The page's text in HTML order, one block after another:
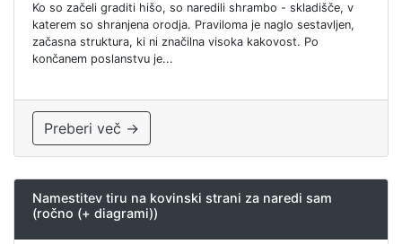
Ko so začeli graditi hišo, so naredili shrambo - skladišče, v
katerem so shranjena orodja. Praviloma je naglo sestavljen,
začasna struktura, ki ni značilna visoka kakovost. Po
končanem poslanstvu je...
Preberi več →
Namestitev tiru na kovinski strani za naredi sam
(ročno (+ diagrami))